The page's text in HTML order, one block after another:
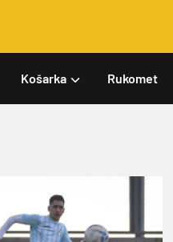
Košarka Rukomet